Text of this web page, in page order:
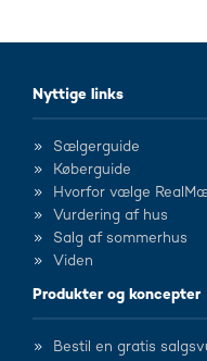
Nyttige links
Sælgerguide
Køberguide
Hvorfor vælge
Vurdering af hus
Salg af sommerhus
Viden
Produkter og koncepter
Bestil en gratis